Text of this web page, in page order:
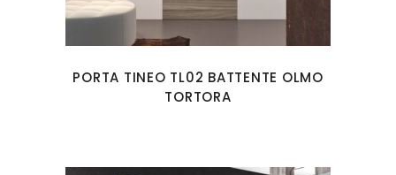
PORTA TINEO TL02 BATTENTE OLMO
TORTORA